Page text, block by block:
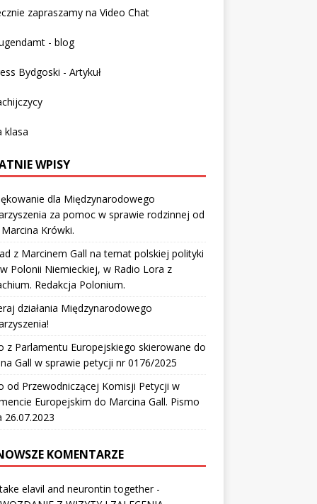
zapraszamy na Video Chat
- blog
Bydgoski - Artykuł
klasa
WPISY
dla Międzynarodowego
za pomoc w sprawie rodzinnej od
Krówki.
z Marcinem Gall na temat polskiej polityki
Polonii Niemieckiej, w Radio Lora z
Redakcja Polonium.
działania Międzynarodowego
z Parlamentu Europejskiego skierowane do
Gall w sprawie petycji nr 0176/2025
od Przewodniczącej Komisji Petycji w
Europejskim do Marcina Gall. Pismo
26.07.2023
KOMENTARZE
elavil and neurontin together-